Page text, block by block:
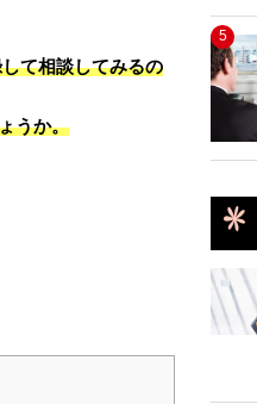
て相談してみるの
うか。
5